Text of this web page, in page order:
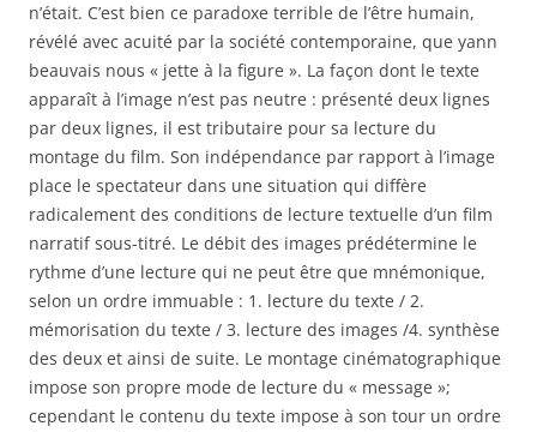
n’était. C’est bien ce paradoxe terrible de l’être humain,
révélé avec acuité par la société contemporaine, que yann
beauvais nous « jette à la figure ». La façon dont le texte
apparaît à l’image n’est pas neutre : présenté deux lignes
par deux lignes, il est tributaire pour sa lecture du
montage du film. Son indépendance par rapport à l’image
place le spectateur dans une situation qui diffère
radicalement des conditions de lecture textuelle d’un film
narratif sous-titré. Le débit des images prédétermine le
rythme d’une lecture qui ne peut être que mnémonique,
selon un ordre immuable : 1. lecture du texte / 2.
mémorisation du texte / 3. lecture des images /4. synthèse
des deux et ainsi de suite. Le montage cinématographique
impose son propre mode de lecture du « message »;
cependant le contenu du texte impose à son tour un ordre